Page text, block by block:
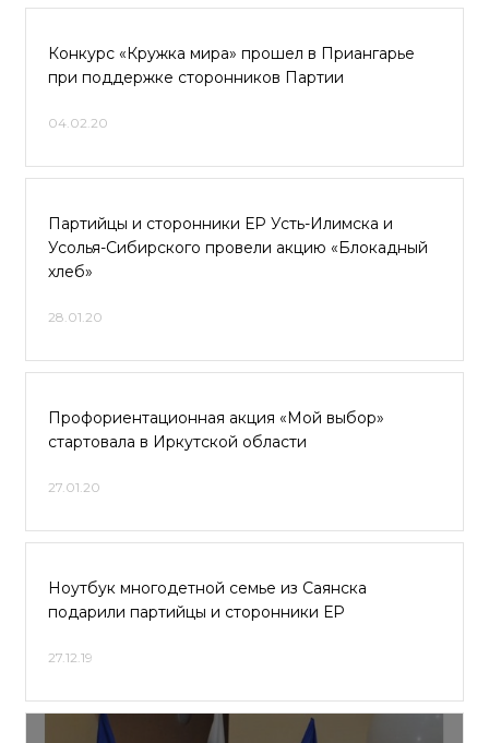
Конкурс «Кружка мира» прошел в Приангарье
при поддержке сторонников Партии
04.02.20
Партийцы и сторонники ЕР Усть-Илимска и
Усолья-Сибирского провели акцию «Блокадный
хлеб»
28.01.20
Профориентационная акция «Мой выбор»
стартовала в Иркутской области
27.01.20
Ноутбук многодетной семье из Саянска
подарили партийцы и сторонники ЕР
27.12.19